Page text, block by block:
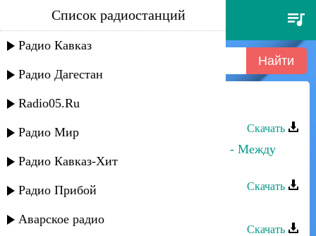
беневша - зухра
Список радиостанций
Радио Кавказ
Радио Дагестан
Radio05.Ru
Радио Мир
Радио Кавказ-Хит
Радио Прибой
Аварское радио
Беневша - Зухра
Скачать
Зухра Асельдерова и Руслан Атаев - Между
нами преграда
Скачать
Скачать